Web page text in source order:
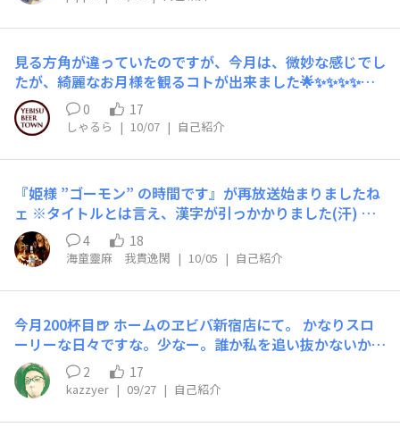
も同じ事言われたらどうしよう。 毎週末ごとに熱出して
１ヶ月経ってしまった身としては、とにかく今度こそ効い
見る方角が違っていたのですが、今月は、微妙な感じでし
たが、綺麗なお月様を観るコトが出来ました🌟✨✨✨✨✨✨
✨✨🤗
0 17
しゃるら | 10/07 | 自己紹介
『姫様 ”ゴーモン” の時間です』が再放送始まりましたね
ェ ※タイトルとは言え、漢字が引っかかりました(汗) 録
画していて、今(10050650)、観てます あ・・・豚骨ラー
メン(汗) ・・・ 俺の今現在の生活習慣的には、今時分は
深夜(寝る前)なんだよなァ・・・ 豚骨ラーメン・・・
『豚骨ラーメンを見せられるだけ』は非道やで(汗)
4 18
海童靈麻 我貫逸閑 | 10/05 | 自己紹介
今月200杯目🍺 ホームのヱビバ新宿店にて。 かなりスロ
ーリーな日々ですな。少なー。誰か私を追い抜かないか
な〜と、かなり抑えています。ここ3年間のアベが月間40
0杯近いので。このままだと私の現アプリの最少杯数で月
間1位です。ある種新記録。🙄 ハイランカーご老体達は置
いといて、55歳の私より若い方で、私を凌駕する方を希望
2 17
kazzyer | 09/27 | 自己紹介